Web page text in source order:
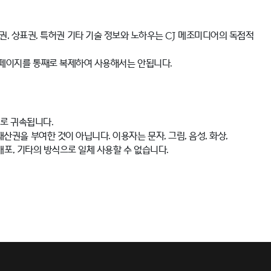
, 상표권, 특허권 기타 기술 정보와 노하우는 CJ 메조미디어의 독점적
지를 통째로 복제하여 사용해서는 안됩니다.
귀속됩니다.
권을 부여한 것이 아닙니다. 이용자는 문자, 그림, 음성, 화상,
, 기타의 방식으로 일체 사용할 수 없습니다.